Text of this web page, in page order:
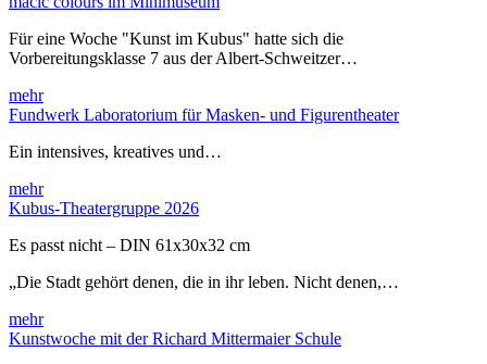
Für eine Woche "Kunst im Kubus" hatte sich die
Vorbereitungsklasse 7 aus der Albert-Schweitzer…
mehr
Fundwerk Laboratorium für Masken- und Figurentheater
Ein intensives, kreatives und…
mehr
Kubus-Theatergruppe 2026
Es passt nicht – DIN 61x30x32 cm
„Die Stadt gehört denen, die in ihr leben. Nicht denen,…
mehr
Kunstwoche mit der Richard Mittermaier Schule